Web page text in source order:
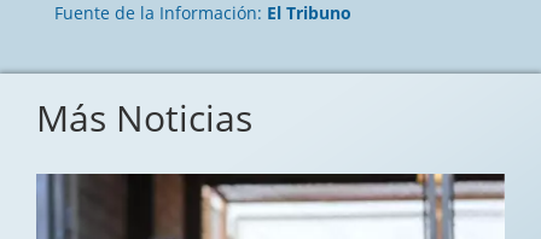
Fuente de la Información: El Tribuno
Más Noticias